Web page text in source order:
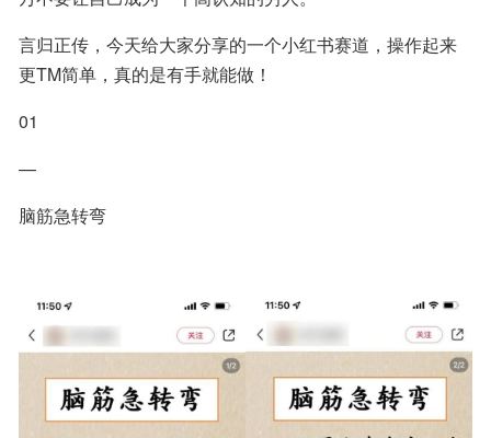
言归正传，今天给大家分享的一个小红书赛道，操作起来
更TM简单，真的是有手就能做！
01
—
脑筋急转弯